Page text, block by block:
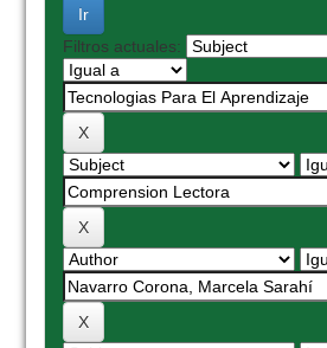
Filtros actuales: